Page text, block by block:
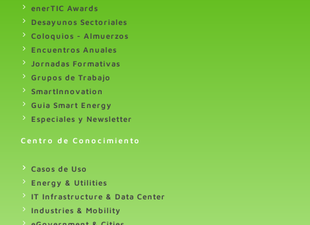
enerTIC Awards
Desayunos Sectoriales
Coloquios - Almuerzos
Encuentros Anuales
Jornadas Formativas
Grupos de Trabajo
SmartInnovation
Guia Smart Energy
Especiales y Newsletter
Centro de Conocimiento
Casos de Uso
Energy & Utilities
IT Infrastructure & Data Center
Industries & Mobility